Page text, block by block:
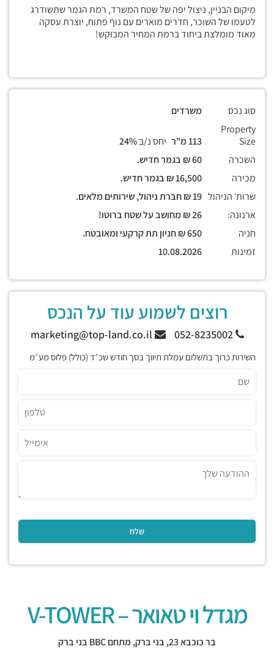
מיקום הבניין, ניצול יפה של שטח המשרד, רמת הגמר שתשודרג
לטעמו של השוכר, חדרים מוארים עם נוף פתוח, יוצרת עסקה
מאוד מומלצת ביחוד ברמת המחיר המבוקש!
סוג נכס
משרדים
Property
Size
יחס נ/ב
השכרה
מכירה
שרות׳ הניהול
ארנונה:
חניה
זמינות
רוצים לשמוע עוד על הנכס
052-8235002
השירות כרוך בתשלום עמלת תיווך בסך חודש שכ״ד (כולל) פלוס מע״מ
מגדל וי טאואר – V-TOWER
בר כוכבא 23, בני ברק,מתחם BBC בני ברק